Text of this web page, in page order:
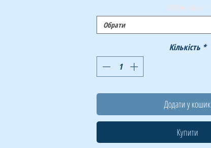
Об'єм, вага *
Обрати
Кількість *
Додати у кошик
Купити